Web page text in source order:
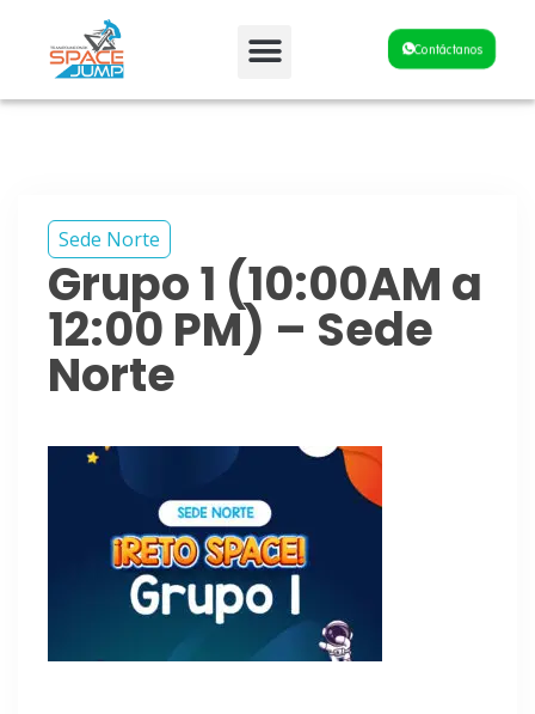
Contáctanos
Sede Norte
Grupo 1 (10:00AM a
12:00 PM) – Sede
Norte